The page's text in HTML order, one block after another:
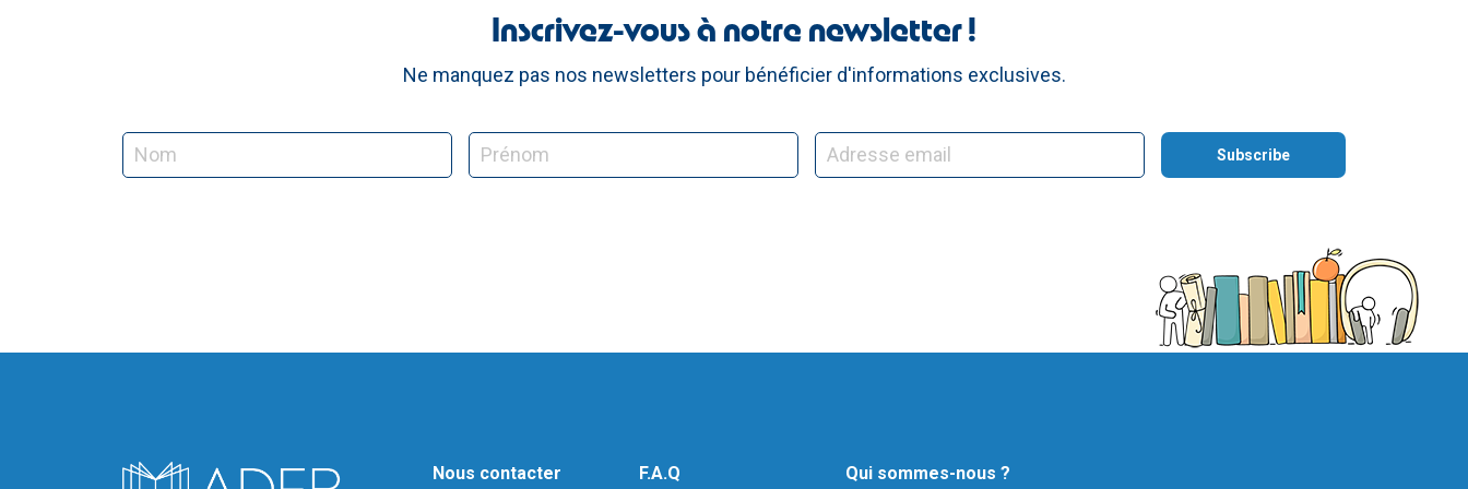
Inscrivez-vous à notre newsletter !
Ne manquez pas nos newsletters pour bénéficier d'informations exclusives.
Nous contacter F.A.Q Qui sommes-nous ?